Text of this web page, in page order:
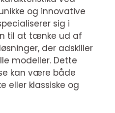
og innovative
sig i
til at tænke ud af
der adskiller
modeller. Dette
kan være både
eller klassiske og